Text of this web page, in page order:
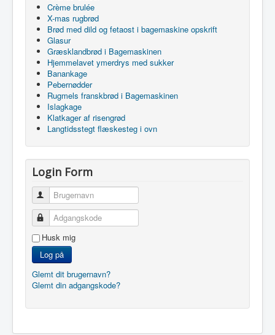
Crème brulée
X-mas rugbrød
Brød med dild og fetaost i bagemaskine opskrift
Glasur
Græsklandbrød i Bagemaskinen
Hjemmelavet ymerdrys med sukker
Banankage
Pebernødder
Rugmels franskbrød i Bagemaskinen
Islagkage
Klatkager af risengrød
Langtidsstegt flæskesteg i ovn
Login Form
Brugernavn
Adgangskode
Husk mig
Log på
Glemt dit brugernavn?
Glemt din adgangskode?